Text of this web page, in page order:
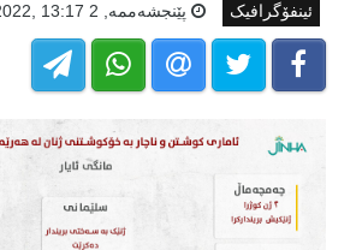
ئینفۆگرافیک پێنجشه‌ممه‌, 2 Jun 2022, 13:17